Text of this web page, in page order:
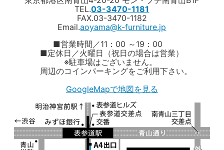
TEL.03-3470-1181
FAX.03-3470-1182
Email.aoyama@k-furniture.jp
■営業時間／11：00 ～19：00
■定休日／火曜日（祝日の場合は営業）
※駐車場はございません。
周辺のコインパーキングをご利用下さい。
GoogleMapで地図を見る